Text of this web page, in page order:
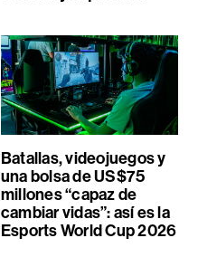
Batallas, videojuegos y
una bolsa de US$75
millones “capaz de
cambiar vidas”: así es la
Esports World Cup 2026